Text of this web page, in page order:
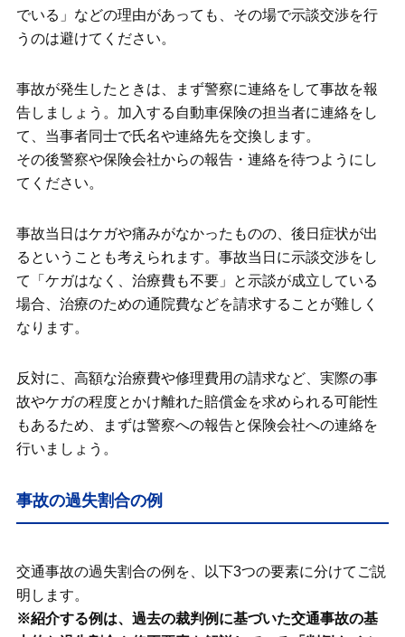
でいる」などの理由があっても、その場で示談交渉を行
うのは避けてください。
事故が発生したときは、まず警察に連絡をして事故を報
告しましょう。加入する自動車保険の担当者に連絡をし
て、当事者同士で氏名や連絡先を交換します。
その後警察や保険会社からの報告・連絡を待つようにし
てください。
事故当日はケガや痛みがなかったものの、後日症状が出
るということも考えられます。事故当日に示談交渉をし
て「ケガはなく、治療費も不要」と示談が成立している
場合、治療のための通院費などを請求することが難しく
なります。
反対に、高額な治療費や修理費用の請求など、実際の事
故やケガの程度とかけ離れた賠償金を求められる可能性
もあるため、まずは警察への報告と保険会社への連絡を
行いましょう。
事故の過失割合の例
交通事故の過失割合の例を、以下3つの要素に分けてご説
明します。
※紹介する例は、過去の裁判例に基づいた交通事故の基